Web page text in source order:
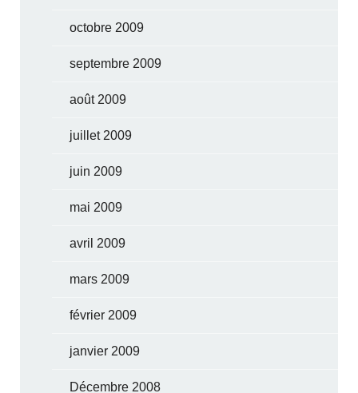
octobre 2009
septembre 2009
août 2009
juillet 2009
juin 2009
mai 2009
avril 2009
mars 2009
février 2009
janvier 2009
Décembre 2008